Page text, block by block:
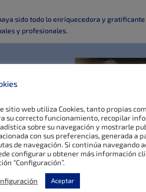
sido todo lo enriquecedora y
y profesionales.
sitio web utiliza Cookies, tanto propias
su correcto funcionamiento, recopilar
sobre su navegación y mostrarle
con sus preferencias, generada a
de navegación. Si continúa navegando
configurar u obtener más información
“Configuración”.
Aceptar